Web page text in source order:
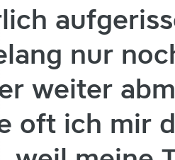
nur
weiter
oft ich mir